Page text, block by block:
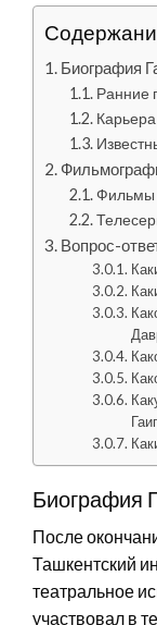
Биография
Ранние
Фильмы
Вопрос-
Биография
После
Ташкентский
театральное
участвовал в